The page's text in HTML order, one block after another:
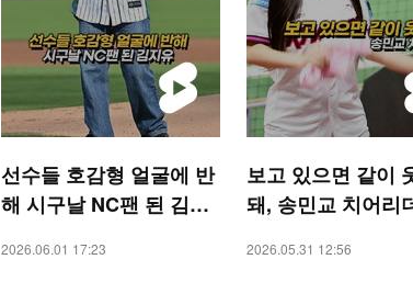
선수들 호감형 얼굴에 반
해 시구날 NC팬 된 김지
2026.06.01 17:23
보고 있으면 같이
돼, 송민교 치어리
2026.05.31 12:56